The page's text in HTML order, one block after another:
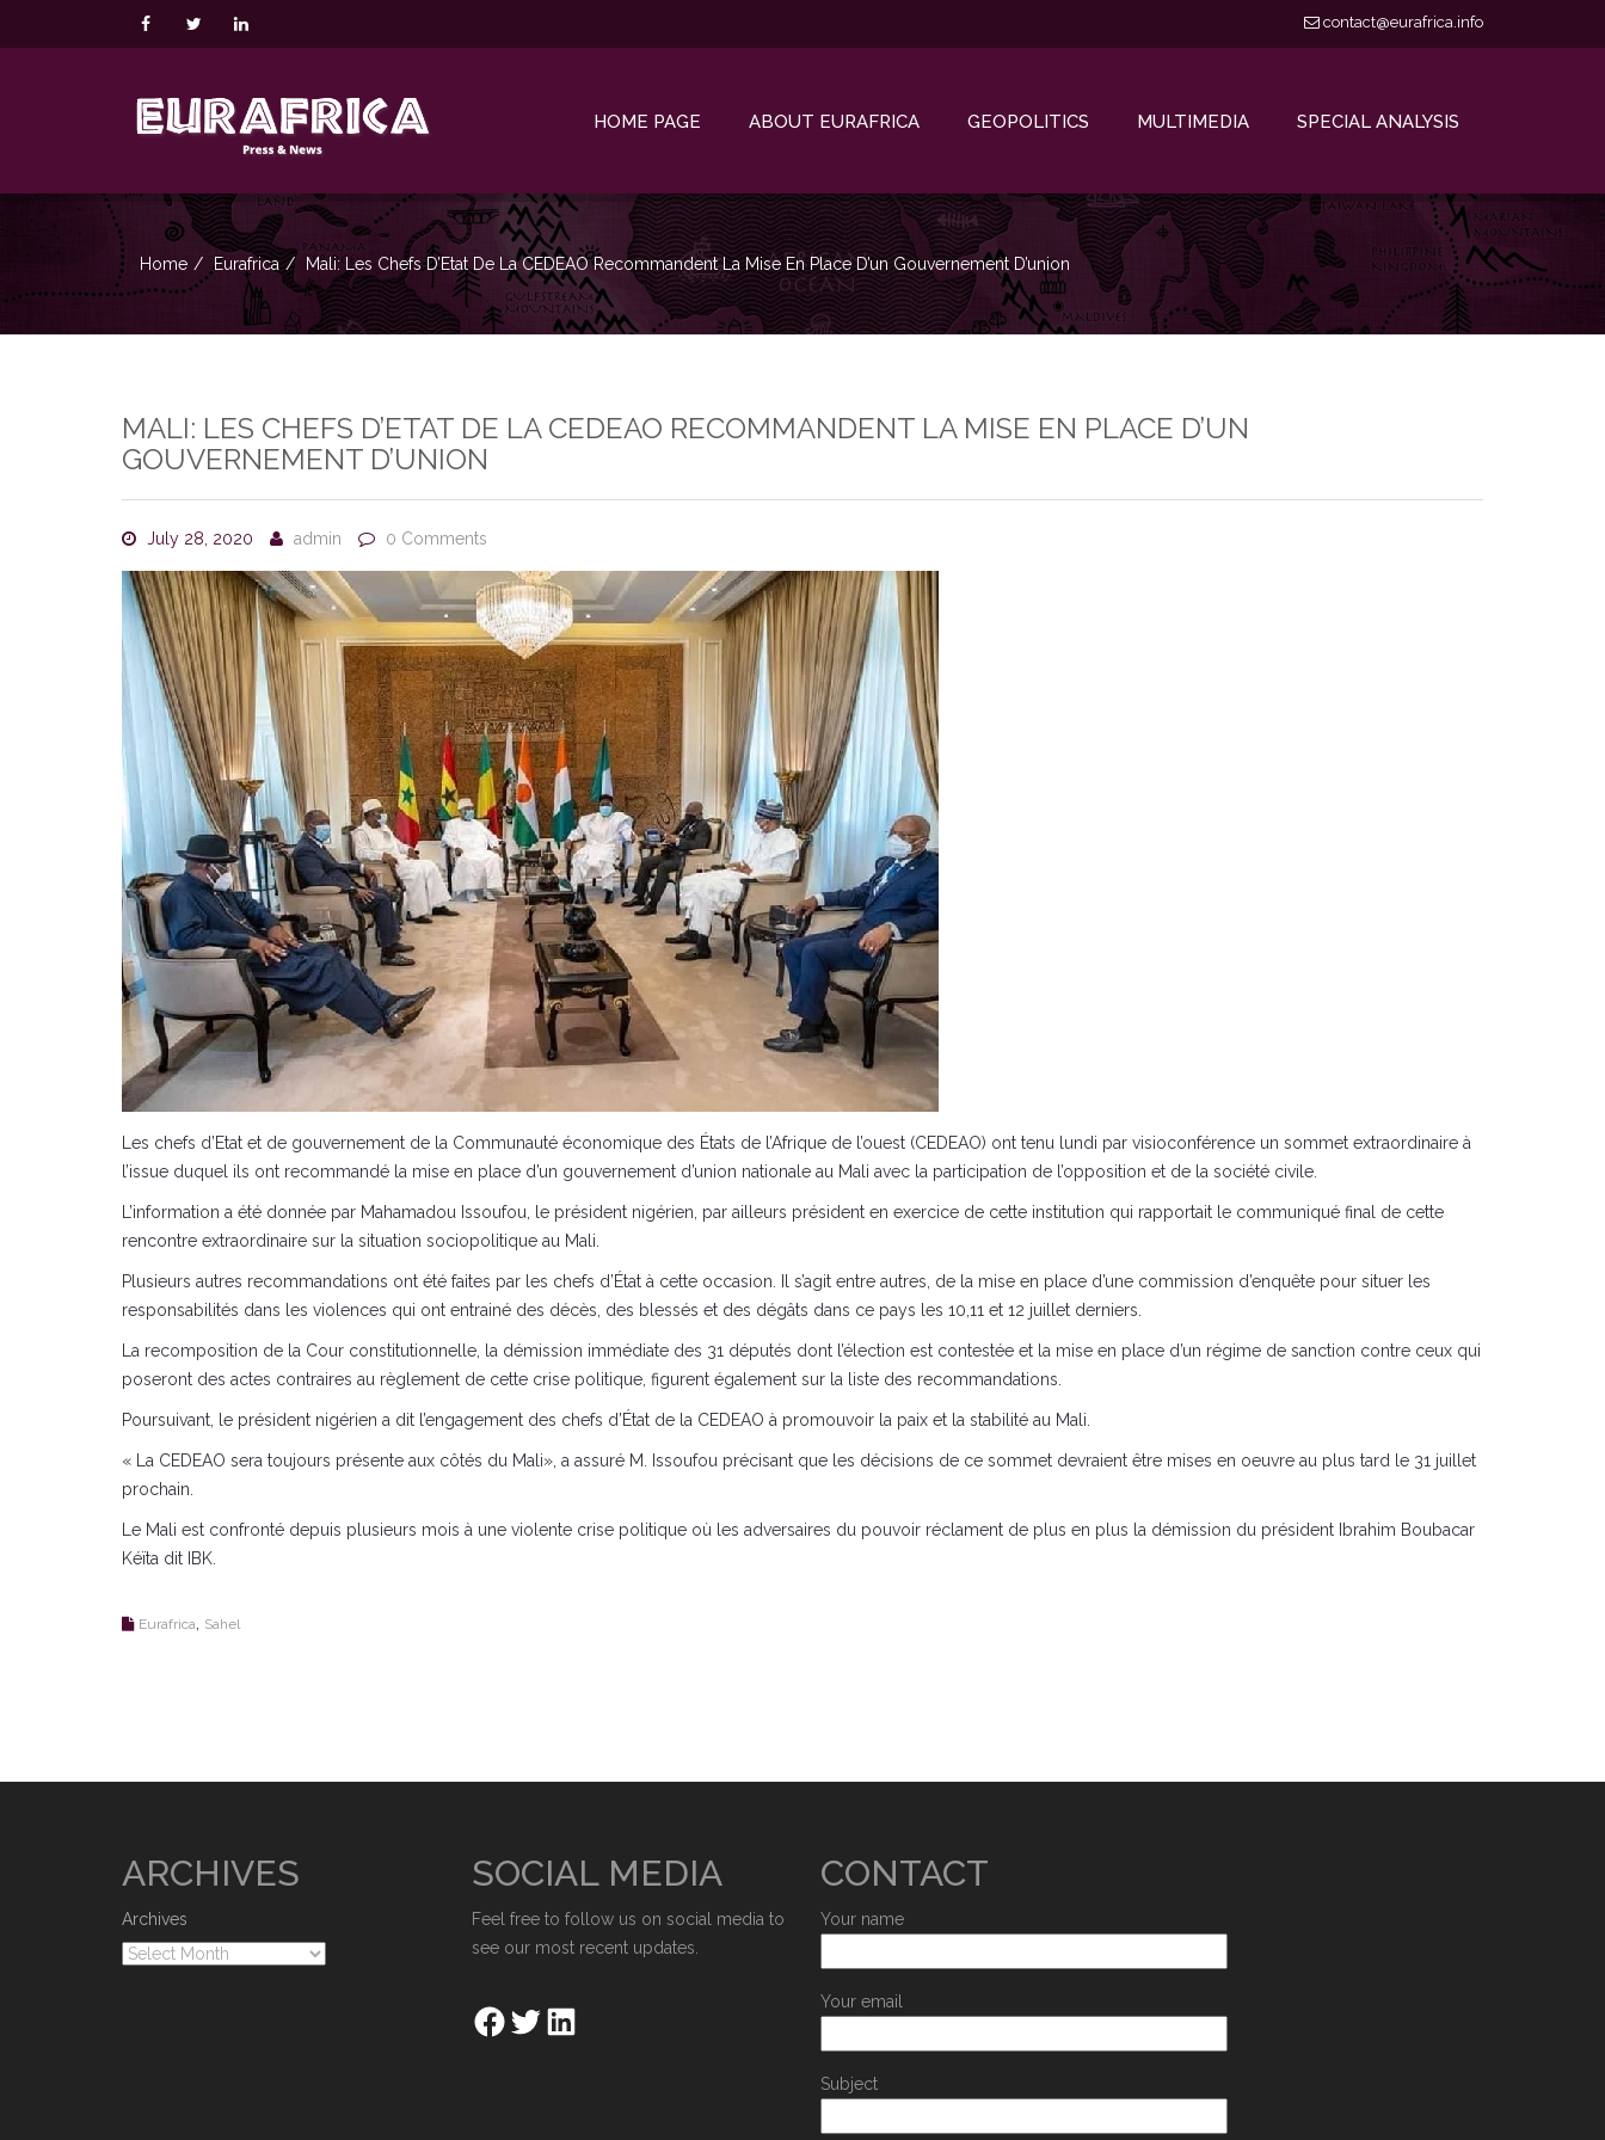
contact@eurafrica.info
HOME PAGE ABOUT EURAFRICA GEOPOLITICS MULTIMEDIA SPECIAL ANALYSIS
Home Eurafrica Mali: Les Chefs D’Etat De La CEDEAO Recommandent La Mise En Place D’un Gouvernement D’union
MALI: LES CHEFS D’ETAT DE LA CEDEAO RECOMMANDENT LA MISE EN PLACE D’UN
GOUVERNEMENT D’UNION
July 28, 2020 admin 0 Comments
Les chefs d’Etat et de gouvernement de la Communauté économique des États de l’Afrique de l’ouest (CEDEAO) ont tenu lundi par visioconférence un sommet extraordinaire à
l’issue duquel ils ont recommandé la mise en place d’un gouvernement d’union nationale au Mali avec la participation de l’opposition et de la société civile.
L’information a été donnée par Mahamadou Issoufou, le président nigérien, par ailleurs président en exercice de cette institution qui rapportait le communiqué final de cette
rencontre extraordinaire sur la situation sociopolitique au Mali.
Plusieurs autres recommandations ont été faites par les chefs d’État à cette occasion. Il s’agit entre autres, de la mise en place d’une commission d’enquête pour situer les
responsabilités dans les violences qui ont entrainé des décès, des blessés et des dégâts dans ce pays les 10,11 et 12 juillet derniers.
La recomposition de la Cour constitutionnelle, la démission immédiate des 31 députés dont l’élection est contestée et la mise en place d’un régime de sanction contre ceux qui
poseront des actes contraires au règlement de cette crise politique, figurent également sur la liste des recommandations.
Poursuivant, le président nigérien a dit l’engagement des chefs d’État de la CEDEAO à promouvoir la paix et la stabilité au Mali.
« La CEDEAO sera toujours présente aux côtés du Mali», a assuré M. Issoufou précisant que les décisions de ce sommet devraient être mises en oeuvre au plus tard le 31 juillet
prochain.
Le Mali est confronté depuis plusieurs mois à une violente crise politique où les adversaires du pouvoir réclament de plus en plus la démission du président Ibrahim Boubacar
Kéïta dit IBK.
Eurafrica Sahel
ARCHIVES
Archives
SOCIAL MEDIA
Feel free to follow us on social media to
see our most recent updates.
CONTACT
Your name
Your email
Subject